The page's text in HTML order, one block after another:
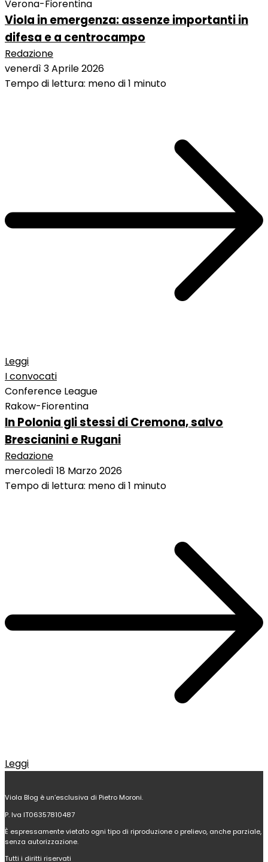
Verona-Fiorentina
Viola in emergenza: assenze importanti in
difesa e a centrocampo
Redazione
venerdì 3 Aprile 2026
Tempo di lettura: meno di 1 minuto
Leggi
I convocati
Conference League
Rakow-Fiorentina
In Polonia gli stessi di Cremona, salvo
Brescianini e Rugani
Redazione
mercoledì 18 Marzo 2026
Tempo di lettura: meno di 1 minuto
Leggi
Viola Blog è un’esclusiva di Pietro Moroni.
P. Iva IT06357810487
È espressamente vietato ogni tipo di riproduzione o prelievo, anche parziale,
senza autorizzazione.
Tutti i diritti riservati